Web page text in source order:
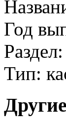
Год
Тип: